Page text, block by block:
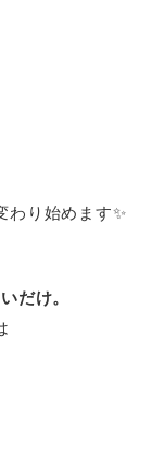
わり始めます✨
だけ。